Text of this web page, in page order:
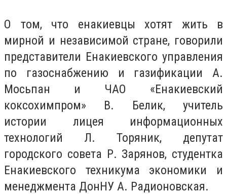
О том, что енакиевцы хотят жить в
мирной и независимой стране, говорили
представители Енакиевского управления
по газоснабжению и газификации А.
Мосьпан и ЧАО «Енакиевский
коксохимпром» В. Белик, учитель
истории лицея информационных
технологий Л. Торяник, депутат
городского совета Р. Зарянов, студентка
Енакиевского техникума экономики и
менеджмента ДонНУ А. Радионовская.